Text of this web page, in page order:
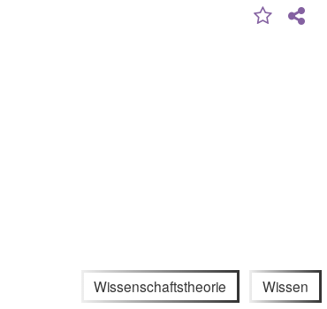
Wissenschaftstheorie Wissen